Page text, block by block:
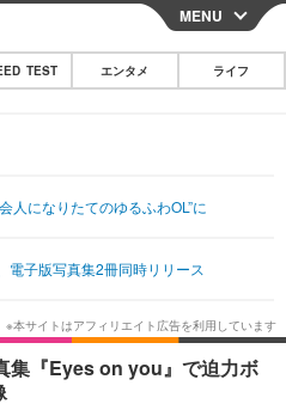
CLOSE
その他
映画・ドラマ
韓国・芸能
スポーツ
グルメ
ショッピング
MENU
TEST エンタメ ライフ
人になりたてのゆるふわOL”に
電子版写真集2冊同時リリース
集『Eyes on you』で迫力ボ